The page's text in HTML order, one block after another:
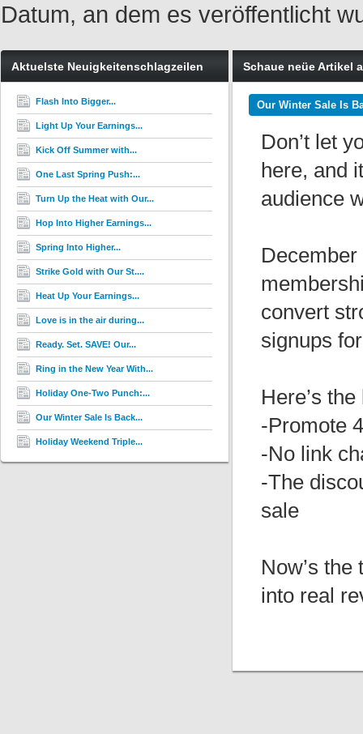
Datum, an dem es veröffentlicht
Aktuelste Neuigkeitenschlagzeilen
Flash Into Bigger...
Light Up Your Earnings...
Kick Off Summer with...
One Last Spring Push:...
Turn Up the Heat with Our...
Hop Into Higher Earnings...
Spring Into Higher...
Strike Gold with Our St....
Heat Up Your Earnings...
Love is in the air during...
Ready. Set. SAVE! Our...
Ring in the New Year With...
Holiday One-Two Punch:...
Our Winter Sale Is Back...
Holiday Weekend Triple...
Schaue neüe Artikel
Our Winter Sale Is
Don’t let
here, and
audience
convert
signups
Here’s
-Promote
-No link
-The
sale
Now’s
into real